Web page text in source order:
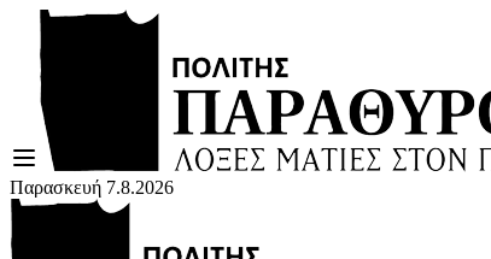
Παρασκευή 7.8.2026